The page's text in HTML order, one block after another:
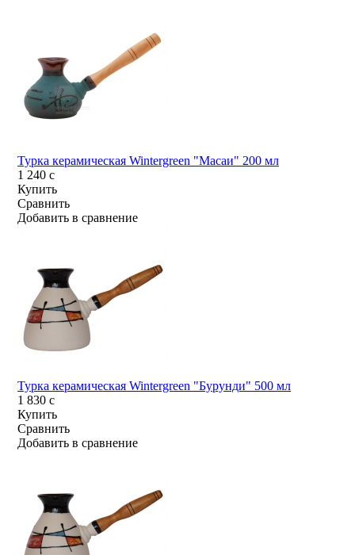
Турка керамическая Wintergreen "Масаи" 200 мл
1 240c
Купить
Сравнить
Добавить в сравнение
Турка керамическая Wintergreen "Бурунди" 500 мл
1 830c
Купить
Сравнить
Добавить в сравнение